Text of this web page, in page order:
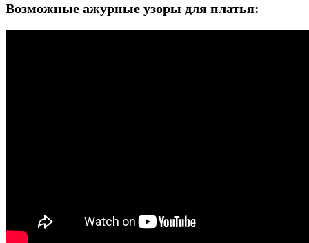
Возможные ажурные узоры для платья: